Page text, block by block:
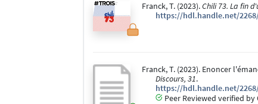
Franck, T. (2023).Chili 73. La fin
https://hdl.handle.net/
Franck, T. (2023). Enoncer
Discours, 31.
https://hdl.handle.net/
Peer Reviewed verified by